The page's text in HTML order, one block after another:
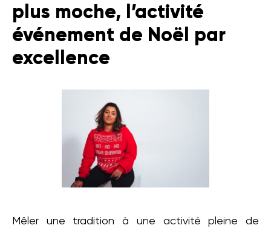
plus moche, l’activité
événement de Noël par
excellence
Mêler une tradition à une activité pleine de